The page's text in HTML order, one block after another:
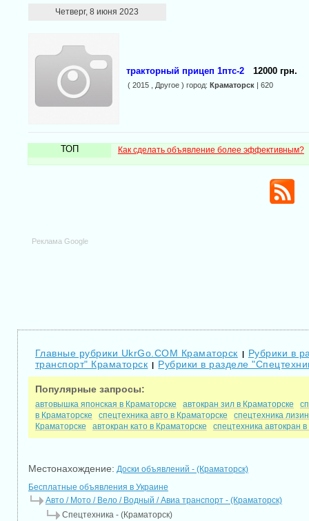
Четверг, 8 июня 2023
тракторный прицеп 1птс-2 12000 грн.
( 2015 , Другое ) город: Краматорск| 620
ТОП Как сделать объявление более эффективным?
Реклама Google
Главные рубрики UkrGo.COM Краматорск | Рубрики в
транспорт" Краматорск | Рубрики в разделе
Популярные запросы:
автовышка японская в Краматорске автокран зил в Краматорске
в Краматорске
спецтехника авто в Краматорске
спецтехника
Краматорске
автокран като в Краматорске спецтехника автокран
Местонахождение: Доски объявлений - (Краматорск)
Бесплатные объявления в Украине
Авто / Мото / Вело / Водный / Авиа транспорт - (Краматорск)
Спецтехника - (Краматорск)